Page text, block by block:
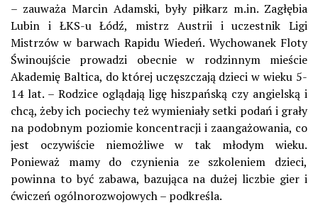
– zauważa Marcin Adamski, były piłkarz m.in. Zagłębia
Lubin i ŁKS-u Łódź, mistrz Austrii i uczestnik Ligi
Mistrzów w barwach Rapidu Wiedeń. Wychowanek Floty
Świnoujście prowadzi obecnie w rodzinnym mieście
Akademię Baltica, do której uczęszczają dzieci w wieku 5-
14 lat. – Rodzice oglądają ligę hiszpańską czy angielską i
chcą, żeby ich pociechy też wymieniały setki podań i grały
na podobnym poziomie koncentracji i zaangażowania, co
jest oczywiście niemożliwe w tak młodym wieku.
Ponieważ mamy do czynienia ze szkoleniem dzieci,
powinna to być zabawa, bazująca na dużej liczbie gier i
ćwiczeń ogólnorozwojowych – podkreśla.